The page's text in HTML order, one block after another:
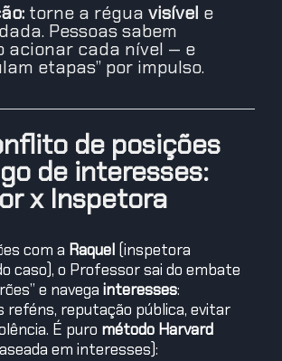
torne a régua visível e
Pessoas sabem
acionar cada nível — e
etapas” por impulso.
de posições
de interesses:
x Inspetora
com a Raquel (inspetora
caso), o Professor sai do embate
e navega interesses:
reféns, reputação pública, evitar
É puro método Harvard
em interesses):